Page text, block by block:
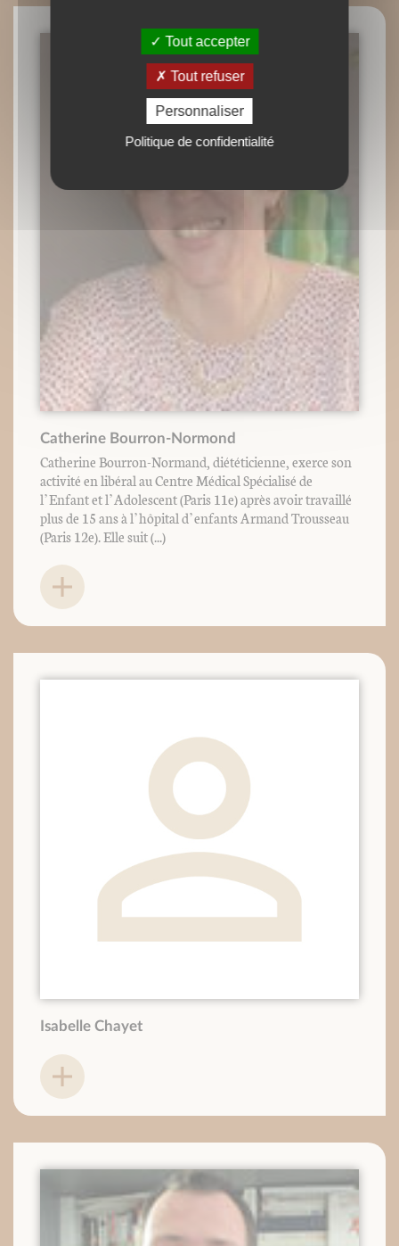
Catherine Bourron-Normond
Catherine Bourron-Normand, diététicienne, exerce son
activité en libéral au Centre Médical Spécialisé de
l’Enfant et l’Adolescent (Paris 11e) après avoir travaillé
plus de 15 ans à l’hôpital d’enfants Armand Trousseau
(Paris 12e). Elle suit (...)
Isabelle Chayet
Tout accepter
Tout refuser
Personnaliser
Politique de confidentialité